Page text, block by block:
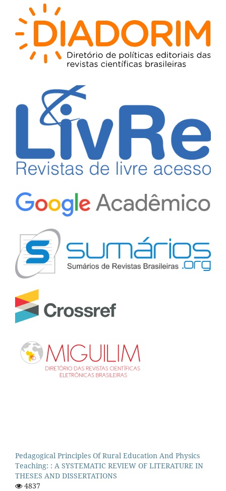
Pedagogical Principles Of Rural Education And Physics
Teaching: : A SYSTEMATIC REVIEW OF LITERATURE IN
THESES AND DISSERTATIONS
4837